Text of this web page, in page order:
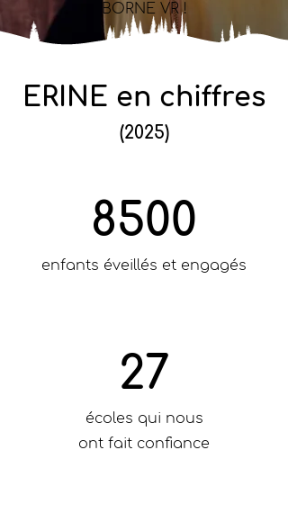
BORNE VR !
ERINE en chiffres
(2025)
8500
enfants éveillés et engagés
27
écoles qui nous
ont fait confiance